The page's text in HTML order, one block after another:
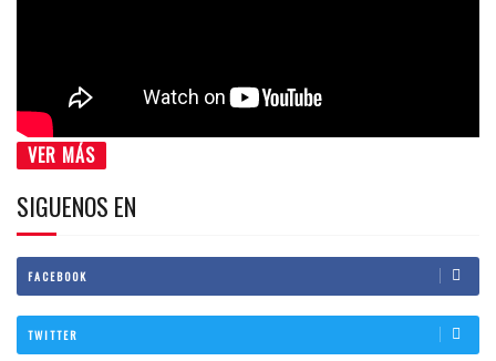
VER MÁS
SIGUENOS EN
FACEBOOK
TWITTER